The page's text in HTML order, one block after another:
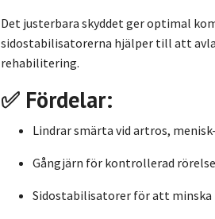
Det justerbara skyddet ger optimal
sidostabilisatorerna hjälper till att
rehabilitering.
✅ Fördelar:
Lindrar smärta vid artros,
Gångjärn för kontrollerad
Sidostabilisatorer för att minska